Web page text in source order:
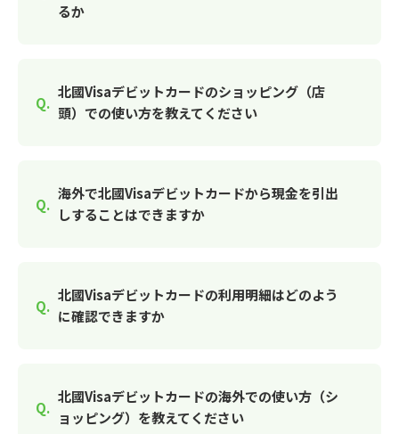
るか
北國Visaデビットカードのショッピング（店
頭）での使い方を教えてください
海外で北國Visaデビットカードから現金を引出
しすることはできますか
北國Visaデビットカードの利用明細はどのよう
に確認できますか
北國Visaデビットカードの海外での使い方（シ
ョッピング）を教えてください